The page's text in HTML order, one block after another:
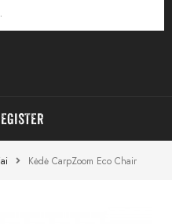
Kėdė CarpZoom Eco Chair